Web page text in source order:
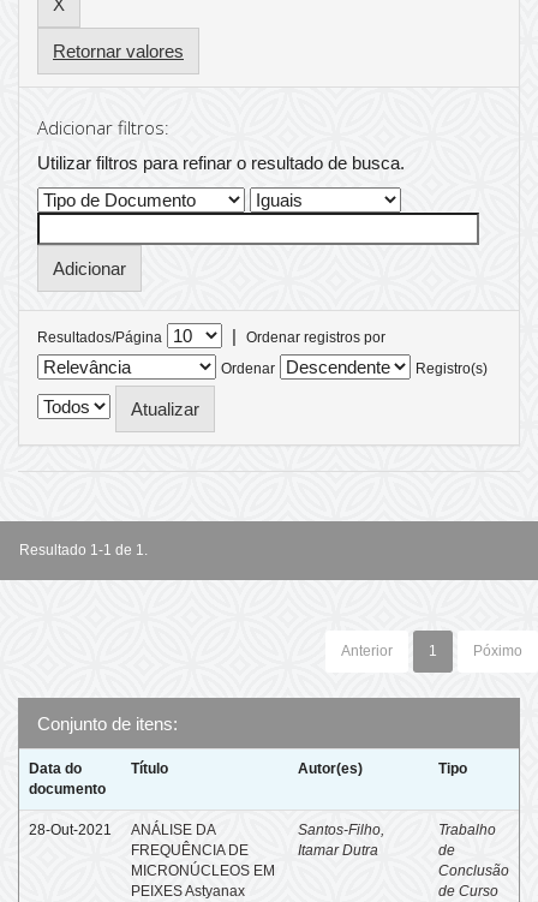
Retornar valores
Adicionar filtros:
Utilizar filtros para refinar o resultado de busca.
Resultados/Página |
Ordenar registros por
Ordenar
Registro(s)
Resultado 1-1 de 1.
Anterior 1 Póximo
Conjunto de itens:
Data do
documento
Título Autor(es) Tipo
28-Out-2021
ANÁLISE DA
FREQUÊNCIA DE
MICRONÚCLEOS EM
PEIXES Astyanax
Santos-Filho,
Itamar Dutra
Trabalho
de
Conclusão
de Curso